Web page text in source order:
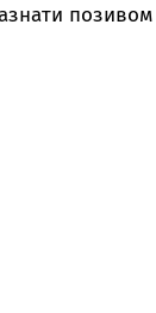
позивом